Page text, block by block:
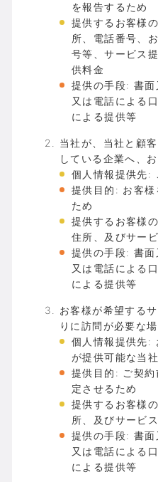
を報告するため
提供するお客様
所、電話番号、
号等、サービス
供料金
提供の手段: 書面
又は電話による
による提供等
当社が、当社と顧
している企業へ、
個人情報提供先:
提供目的: お客様
ため
提供するお客様
住所、及びサー
提供の手段: 書面
又は電話による
による提供等
お客様が希望する
りに訪問が必要な
個人情報提供先:
が提供可能な当
提供目的: ご契
定させるため
提供するお客様
所、及びサービ
提供の手段: 書面
又は電話による
による提供等